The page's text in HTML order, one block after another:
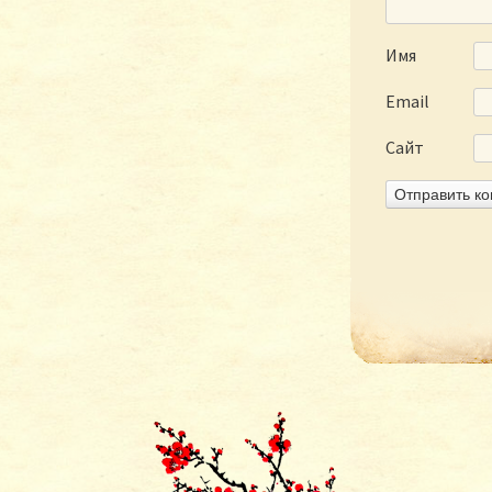
Имя
Email
Сайт